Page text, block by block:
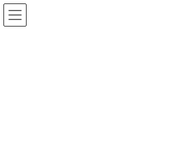
コ
ン
ナ
ビ